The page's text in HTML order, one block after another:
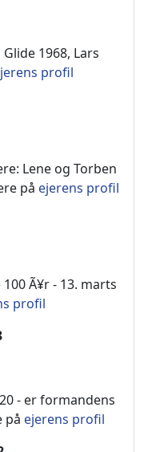
1968, Lars
profil
Lene og Torben
på ejerens profil
Ã¥r - 13. marts
profil
- er formandens
på ejerens profil